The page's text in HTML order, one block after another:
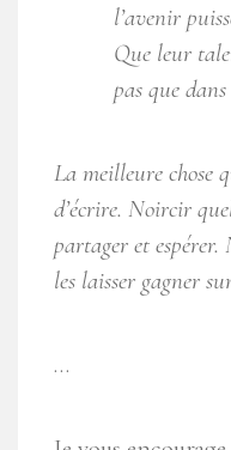
l’avenir
Que leur
pas que
La meilleure chose
d’écrire. Noircir
partager et espérer.
les laisser gagner
…